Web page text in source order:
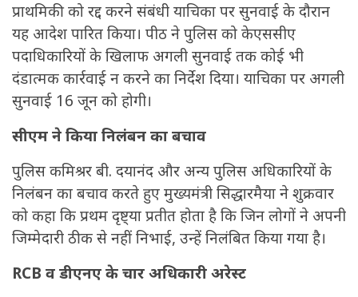
प्राथमिकी को रद्द करने संबंधी याचिका पर सुनवाई के दौरान
यह आदेश पारित किया। पीठ ने पुलिस को केएससीए
पदाधिकारियों के खिलाफ अगली सुनवाई तक कोई भी
दंडात्मक कार्रवाई न करने का निर्देश दिया। याचिका पर अगली
सुनवाई 16 जून को होगी।
सीएम ने किया निलंबन का बचाव
पुलिस कमिश्रर बी. दयानंद और अन्य पुलिस अधिकारियों के
निलंबन का बचाव करते हुए मुख्यमंत्री सिद्धारमैया ने शुक्रवार
को कहा कि प्रथम दृष्ट्या प्रतीत होता है कि जिन लोगों ने अपनी
जिम्मेदारी ठीक से नहीं निभाई, उन्हें निलंबित किया गया है।
RCB व डीएनए के चार अधिकारी अरेस्ट